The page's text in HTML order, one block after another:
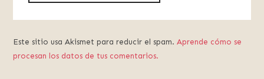
Este sitio usa Akismet para reducir el spam.Aprende cómo se
procesan los datos de tus comentarios.